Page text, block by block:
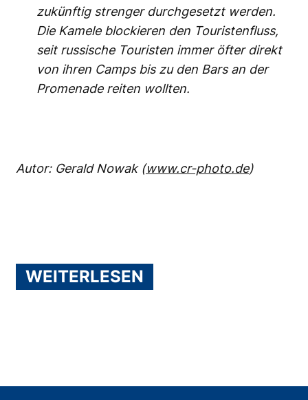
zukünftig strenger durchgesetzt werden.
Die Kamele blockieren den Touristenfluss,
seit russische Touristen immer öfter direkt
von ihren Camps bis zu den Bars an der
Promenade reiten wollten.
Autor: Gerald Nowak (www.cr-photo.de)
WEITERLESEN